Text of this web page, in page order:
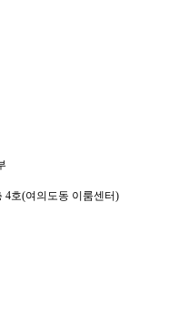
4호(여의도동 이룸센터)